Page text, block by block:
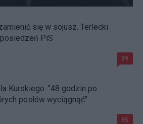
się w sojusz. Terlecki
PiS
89
Kurskiego. "48 godzin po
posłów wyciągnąć"
85